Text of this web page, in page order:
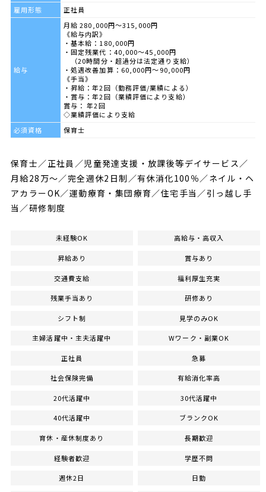
雇用形態
正社員
給与
月給 280,000円～315,000円
《給与内訳》
・基本給：180,000円
・固定残業代：40,000～45,000円
（20時間分・超過分は法定通り支給）
・処遇改善加算：60,000円～90,000円
《手当》
・昇給：年2回（勤務評価/業績による）
・賞与：年2回（業績評価により支給）
賞与： 年2回
◇業績評価により支給
必須資格
保育士
保育士／正社員／児童発達支援・放課後等デイサービス／
月給28万～／完全週休2日制／有休消化100％／ネイル・ヘ
アカラーOK／運動療育・集団療育／住宅手当／引っ越し手
当／研修制度
未経験OK 高給与・高収入
昇給あり 賞与あり
交通費支給 福利厚生充実
残業手当あり 研修あり
シフト制 見学のみOK
主婦活躍中・主夫活躍中 Wワーク・副業OK
正社員 急募
社会保険完備 有給消化率高
20代活躍中 30代活躍中
40代活躍中 ブランクOK
育休・産休制度あり 長期歓迎
経験者歓迎 学歴不問
週休2日 日勤